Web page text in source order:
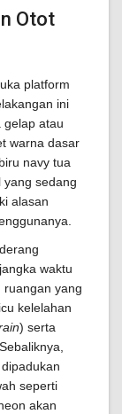
Otot
platform
ini
gelap atau
warna dasar
navy tua
yang sedang
alasan
waktu
yang
kelelahan
) serta
seperti
akan